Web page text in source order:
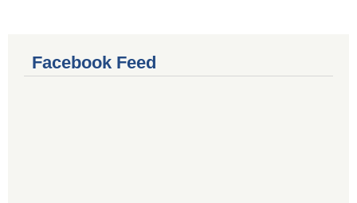
Facebook Feed